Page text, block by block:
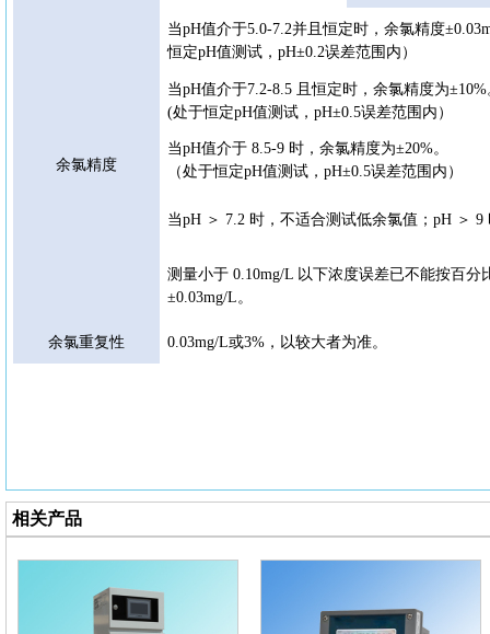
余氯精度
当pH值介于5.0-7.2并且恒定时，余氯精度
恒定pH值测试，pH±0.2误差范围内）
当pH值介于7.2-8.5 且恒定时，余氯精度为±10%
(处于恒定pH值测试，pH±0.5误差范围内）
当pH值介于 8.5-9 时，余氯精度为±20%。
（处于恒定pH值测试，pH±0.5误差范围内）
当pH ＞ 7.2 时，不适合测试低余氯值；pH ＞
测量小于 0.10mg/L 以下浓度误差已不能按百
±0.03mg/L。
余氯重复性 0.03mg/L或3%，以较大者为准。
相关产品